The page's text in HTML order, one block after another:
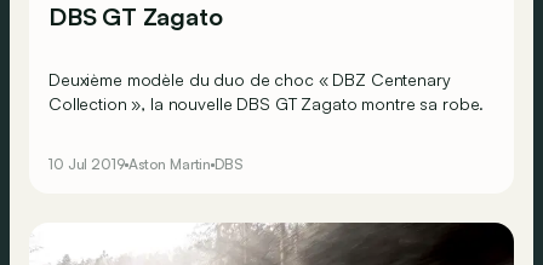
DBS GT Zagato
Deuxième modèle du duo de choc « DBZ Centenary
Collection », la nouvelle DBS GT Zagato montre sa robe.
10 Jul 2019 Aston Martin DBS